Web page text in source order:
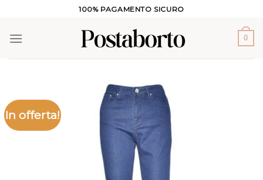
contenuti
100% PAGAMENTO SICURO
0
In offerta!